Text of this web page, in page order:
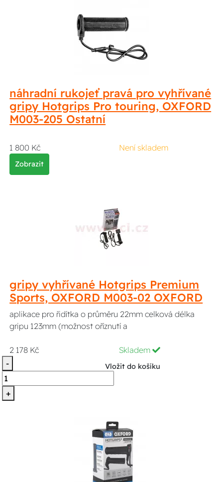
náhradní rukojeť pravá pro vyhřívané
gripy Hotgrips Pro touring, OXFORD
M003-205 Ostatní
1 800 Kč Není skladem
Zobrazit
gripy vyhřívané Hotgrips Premium
Sports, OXFORD M003-02 OXFORD
aplikace pro řidítka o průměru 22mm celková délka
gripu 123mm (možnost oříznutí a
2 178 Kč
Skladem
-
+
Vložit do košíku